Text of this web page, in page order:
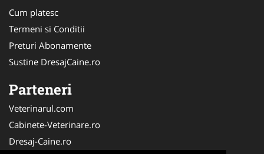
Cum platesc
Termeni si Conditii
Preturi Abonamente
Sustine DresajCaine.ro
Parteneri
Veterinarul.com
Cabinete-Veterinare.ro
Dresaj-Caine.ro